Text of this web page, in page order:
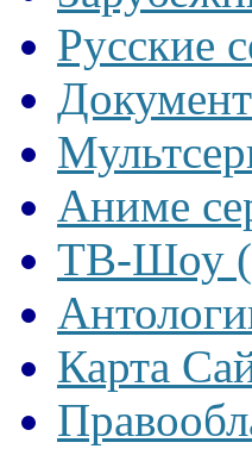
Русские
Аниме
ТВ-Шоу
Карта